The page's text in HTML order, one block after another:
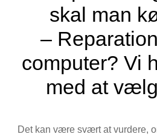
skal man
–
computer? Vi
med at
Det kan være svært at vurdere,